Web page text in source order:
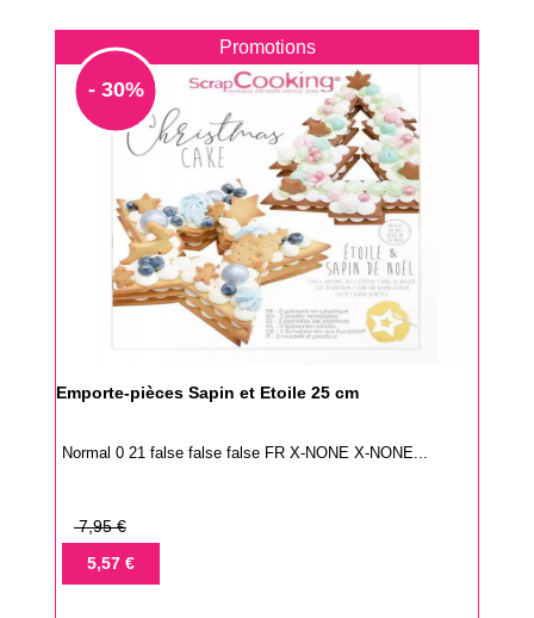
Promotions
- 30%
Emporte-pièces Sapin et Etoile 25 cm
Normal 0 21 false false false FR X-NONE X-NONE...
Prix
base
7,95 €
Prix5,57 €